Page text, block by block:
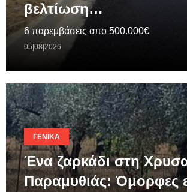
βελτίωση…
6 παρεμβάσεις απο 500.000€
05|08|2026
ΓΕΝΙΚΆ
Ένα ζαρκάδι στη
Παραμυθιάς: Όμορφες